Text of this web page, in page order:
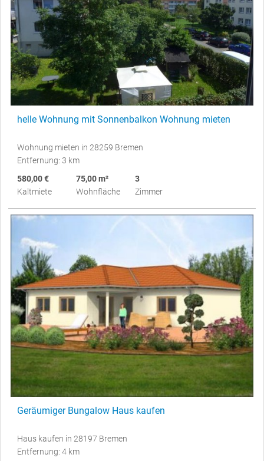
helle Wohnung mit Sonnenbalkon Wohnung mieten
Wohnung mieten in 28259 Bremen
Entfernung: 3 km
580,00 €
Kaltmiete
75,00 m²
Wohnfläche
3
Zimmer
Geräumiger Bungalow Haus kaufen
Haus kaufen in 28197 Bremen
Entfernung: 4 km